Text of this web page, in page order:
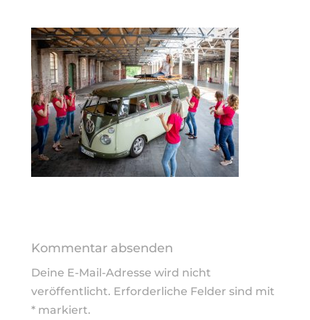
Kommentar absenden
Deine E-Mail-Adresse wird nicht
veröffentlicht. Erforderliche Felder sind mit
*markiert.